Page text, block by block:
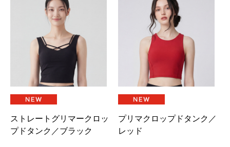
ストレートグリマークロッ
プドタンク／ブラック
プリマクロップドタンク／
レッド